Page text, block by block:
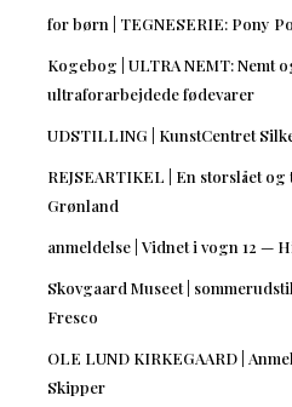
for børn | TEGNESERIE: Pony
Kogebog | ULTRA NEMT: Nemt
ultraforarbejdede fødevarer
UDSTILLING | KunstCentret
REJSEARTIKEL | En storslået
Grønland
anmeldelse | Vidnet i vogn 12 —
Skovgaard Museet |
Fresco
OLE LUND KIRKEGAARD |
Skipper